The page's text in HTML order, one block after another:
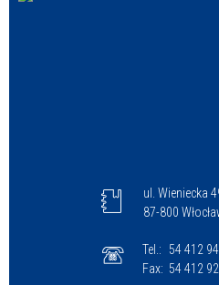
ul. Wieniecka
87-800
Tel.: 54 412 94
Fax: 54 412